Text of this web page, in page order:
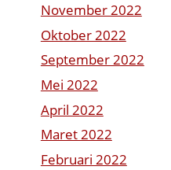
November 2022
Oktober 2022
September 2022
Mei 2022
April 2022
Maret 2022
Februari 2022